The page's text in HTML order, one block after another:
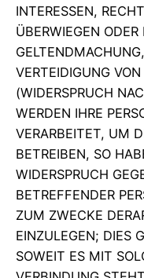
INTERESSEN,
ÜBERWIEGEN
VERTEIDIGUNG
(WIDERSPRUCH
WERDEN IHRE
VERARBEITET, UM
BETREIBEN, SO
WIDERSPRUCH
BETREFFENDER
ZUM ZWECKE
EINZULEGEN; DIES
SOWEIT ES MIT